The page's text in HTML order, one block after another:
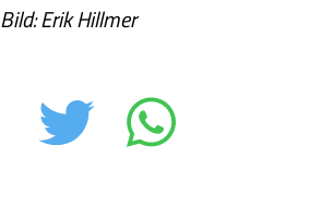
Bild: Erik Hillmer